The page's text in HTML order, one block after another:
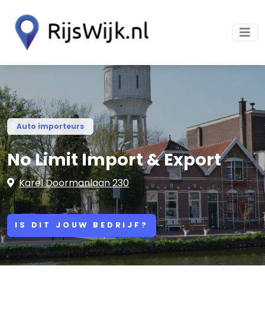
Auto importeurs
No Limit Import & Export
Karel Doormanlaan 230
IS DIT JOUW BEDRIJF?